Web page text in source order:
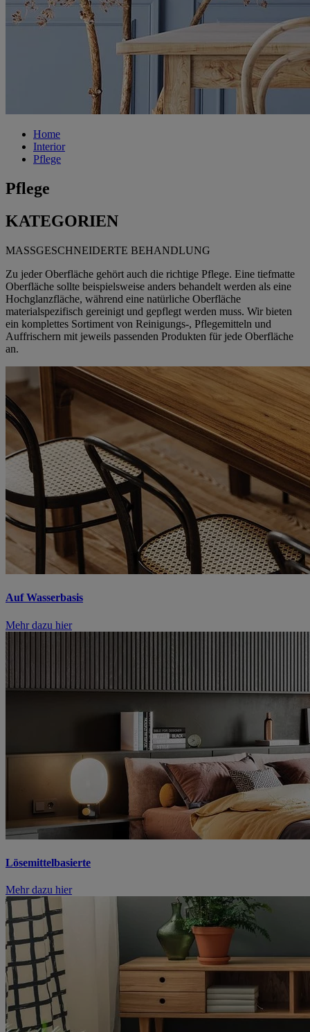
Home
Interior
Pflege
Pflege
KATEGORIEN
MASSGESCHNEIDERTE BEHANDLUNG
Zu jeder Oberfläche gehört auch die richtige Pflege. Eine tiefmatte
Oberfläche sollte beispielsweise anders behandelt werden als eine
Hochglanzfläche, während eine natürliche Oberfläche
materialspezifisch gereinigt und gepflegt werden muss. Wir bieten
ein komplettes Sortiment von Reinigungs-, Pflegemitteln und
Auffrischern mit jeweils passenden Produkten für jede Oberfläche
an.
Auf Wasserbasis
Mehr dazu hier
Lösemittelbasierte
Mehr dazu hier